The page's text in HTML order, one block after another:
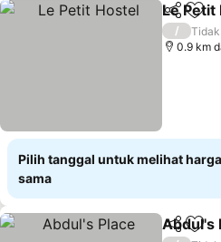
Bagikan
Le Petit
/
0.9 km
Pilih tanggal untuk melihat
sama
Bagikan
Abdul's